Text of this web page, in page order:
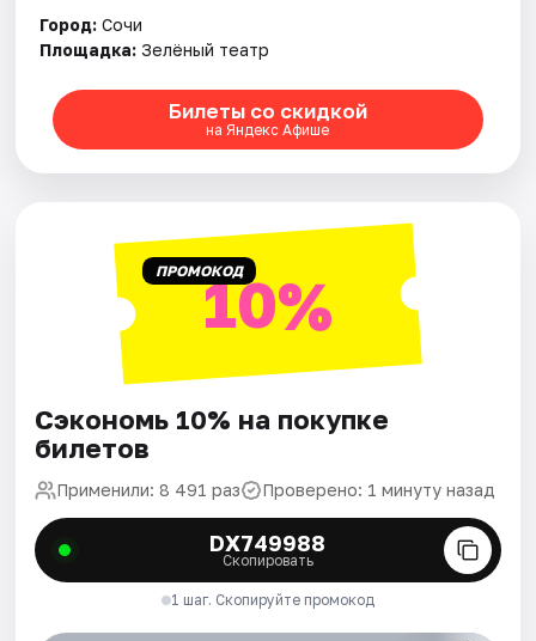
Артисты
Рейтинги
Город: Сочи
Площадка: Зелёный театр
Билеты со скидкой
на Яндекс Афише
ПРОМОКОД10%
Сэкономь 10% на покупке
билетов
Применили: 8 491 раз Проверено: 1 минуту назад
DX749988
Скопировать
1 шаг. Скопируйте промокод